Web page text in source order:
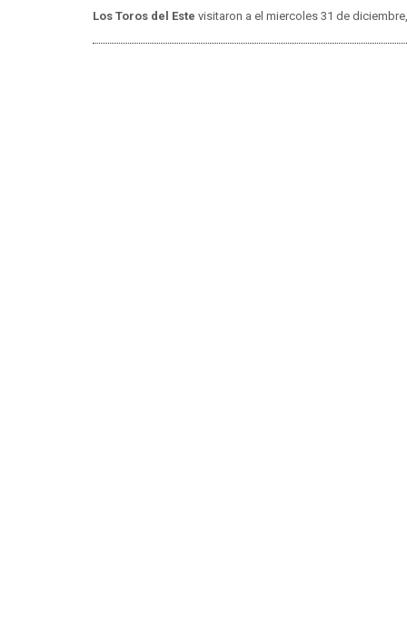
Los Toros del Este visitaron a el miercoles 31 de diciembre,